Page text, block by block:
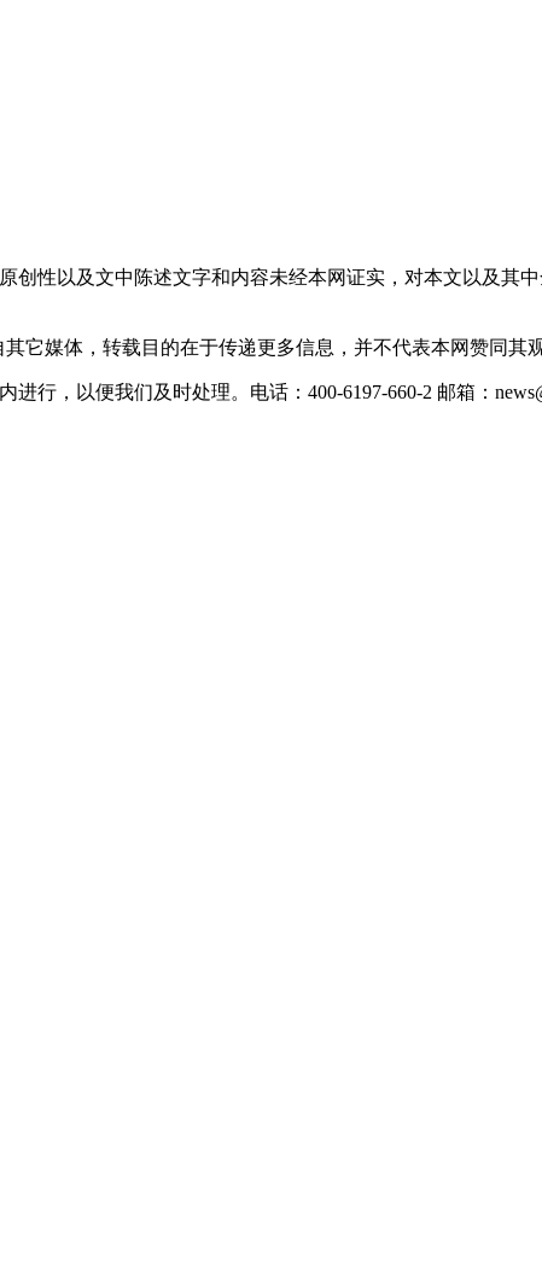
创性以及文中陈述文字和内容未经本网证实，对本文以及其
它媒体，转载目的在于传递更多信息，并不代表本网赞同其
行，以便我们及时处理。电话：400-6197-660-2 邮箱：